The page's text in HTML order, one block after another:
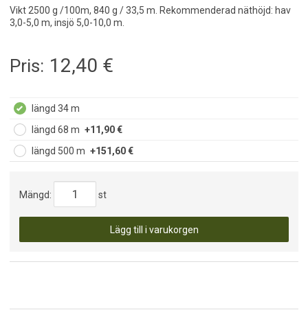
Vikt 2500 g /100m, 840 g / 33,5 m. Rekommenderad näthöjd: hav
3,0-5,0 m, insjö 5,0-10,0 m.
Pris: 12,40 €
längd 34 m
längd 68 m +11,90 €
längd 500 m +151,60 €
Mängd: st
Lägg till i varukorgen